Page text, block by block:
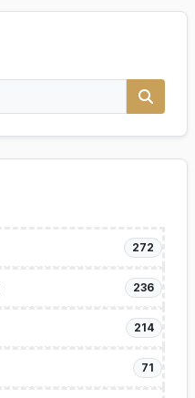
272
236
214
71